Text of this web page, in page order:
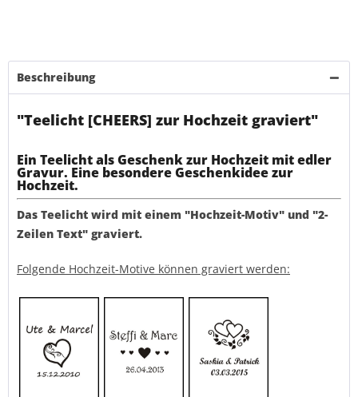
Beschreibung
"Teelicht [CHEERS] zur Hochzeit graviert"
Ein Teelicht als Geschenk zur Hochzeit mit edler
Gravur. Eine besondere Geschenkidee zur
Hochzeit.
Das Teelicht wird mit einem "Hochzeit-Motiv" und "2-
Zeilen Text" graviert.
Folgende Hochzeit-Motive können graviert werden: